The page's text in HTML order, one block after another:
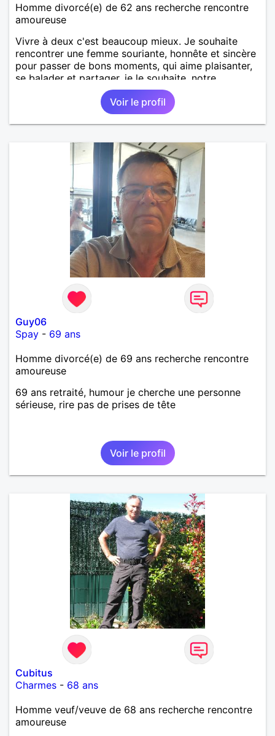
Homme divorcé(e) de 62 ans recherche rencontre
amoureuse
Vivre à deux c'est beaucoup mieux. Je souhaite
rencontrer une femme souriante, honnête et sincère
pour passer de bons moments, qui aime plaisanter,
se balader et partager, je le souhaite, notre
complicité. J'aime beaucoup les chantiers de
randonnée pour se défouler, se relaxer, se détendre
et finalement prendre du bon temps. C'est difficile
de tout dire en quelques lignes. En revanche, vous
d'informations. A bientôt
Voir le profil
Guy06
Spay - 69 ans
Homme divorcé(e) de 69 ans recherche rencontre
amoureuse
69 ans retraité, humour je cherche une personne
sérieuse, rire pas de prises de tête
Voir le profil
Cubitus
Charmes - 68 ans
Homme veuf/veuve de 68 ans recherche rencontre
amoureuse